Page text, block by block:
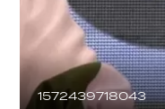
1572439718043